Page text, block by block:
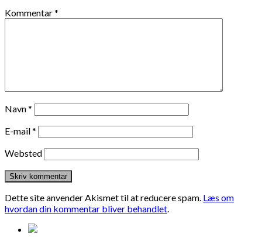
Kommentar*
Navn*
E-mail*
Websted
Dette site anvender Akismet til at reducere spam. Læs om
hvordan din kommentar bliver behandlet.